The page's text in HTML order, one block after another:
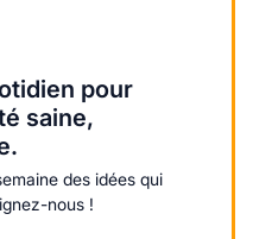
pour
saine,
des idées qui
nous !